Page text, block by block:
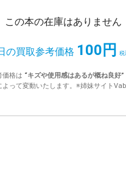
この本の在庫はありません
の買取参考価格 100円
価格は “キズや使用感はあるが概ね良好”
よって変動いたします。※姉妹サイト